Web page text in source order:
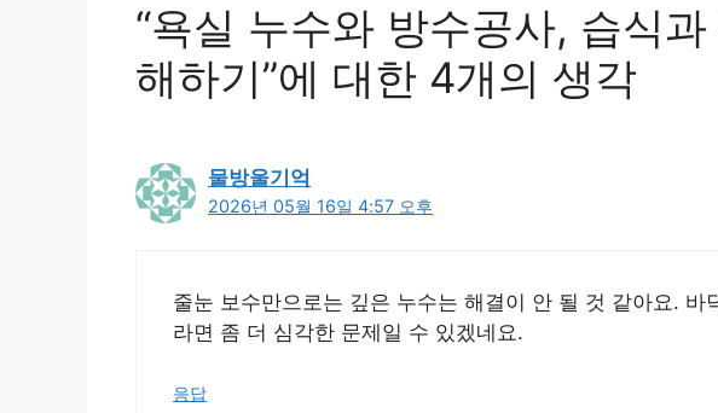
“욕실 누수와 방수공사, 습식
해하기”에 대한 4개의 생각
물방울기억
2026년 05월 16일 4:57 오후
줄눈 보수만으로는 깊은 누수는 해결이 안 될 것 같아요. 바
라면 좀 더 심각한 문제일 수 있겠네요.
응답